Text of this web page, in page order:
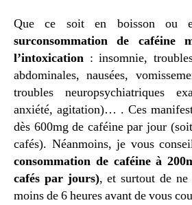
Que ce soit en boisson ou
surconsommation de
l’intoxication : insomnie,
abdominales, nausées,
troubles neuropsychiatriques
anxiété, agitation)… . Ces
dès 600mg de caféine par jour
cafés). Néanmoins, je vous
consommation de caféine à
cafés par jours), et surtout de ne
moins de 6 heures avant de vous